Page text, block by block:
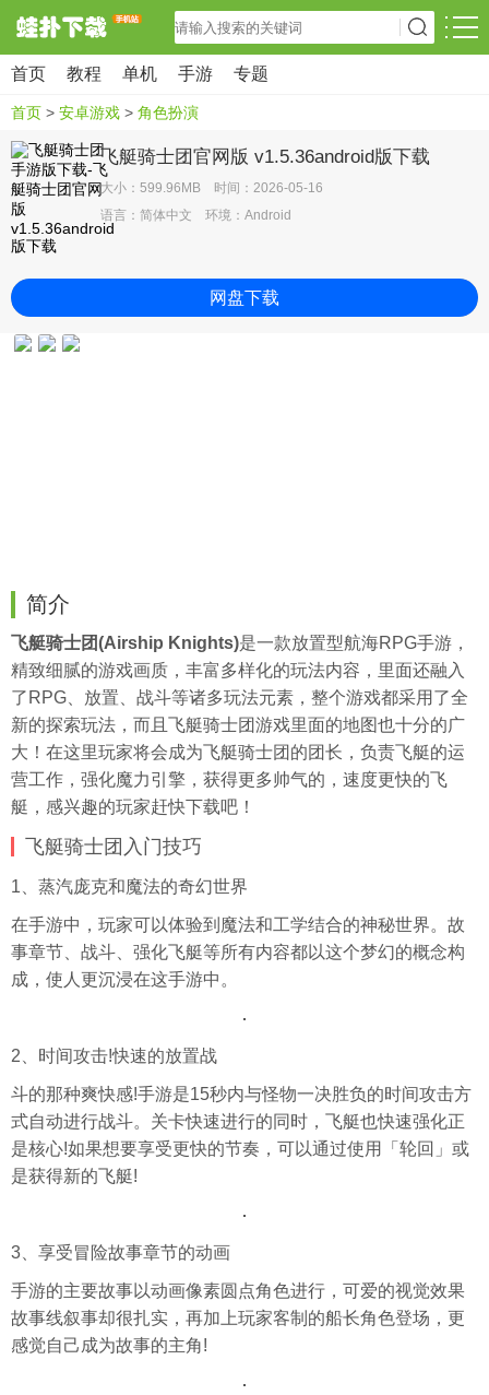
首页 教程 单机 手游 专题
首页 > 安卓游戏 > 角色扮演
飞艇骑士团官网版 v1.5.36android版下载
大小：599.96MB 时间：2026-05-16
语言：简体中文 环境：Android
网盘下载
简介
飞艇骑士团(Airship Knights)是一款放置型航海RPG手游，
精致细腻的游戏画质，丰富多样化的玩法内容，里面还融入
了RPG、放置、战斗等诸多玩法元素，整个游戏都采用了全
新的探索玩法，而且飞艇骑士团游戏里面的地图也十分的广
大！在这里玩家将会成为飞艇骑士团的团长，负责飞艇的运
营工作，强化魔力引擎，获得更多帅气的，速度更快的飞
艇，感兴趣的玩家赶快下载吧！
飞艇骑士团入门技巧
1、蒸汽庞克和魔法的奇幻世界
在手游中，玩家可以体验到魔法和工学结合的神秘世界。故
事章节、战斗、强化飞艇等所有内容都以这个梦幻的概念构
成，使人更沉浸在这手游中。
2、时间攻击!快速的放置战
斗的那种爽快感!手游是15秒内与怪物一决胜负的时间攻击方
式自动进行战斗。关卡快速进行的同时，飞艇也快速强化正
是核心!如果想要享受更快的节奏，可以通过使用「轮回」或
是获得新的飞艇!
3、享受冒险故事章节的动画
手游的主要故事以动画像素圆点角色进行，可爱的视觉效果
故事线叙事却很扎实，再加上玩家客制的船长角色登场，更
感觉自己成为故事的主角!